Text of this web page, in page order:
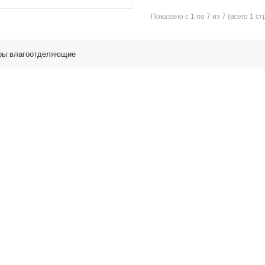
Показано с 1 по 7 из 7 (всего 1
влагоотделяющие